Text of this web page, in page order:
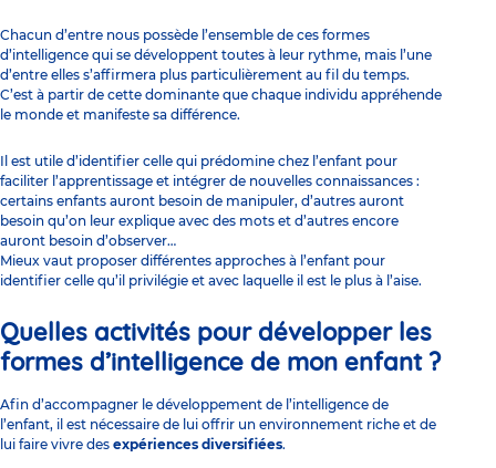
Chacun d’entre nous possède l’ensemble de ces formes
d’intelligence qui se développent toutes à leur rythme, mais l’une
d’entre elles s’affirmera plus particulièrement au fil du temps.
C’est à partir de cette dominante que chaque individu appréhende
le monde et manifeste sa différence.
Il est utile d’identifier celle qui prédomine chez l’enfant pour
faciliter l’apprentissage et intégrer de nouvelles connaissances :
certains enfants auront besoin de manipuler, d’autres auront
besoin qu’on leur explique avec des mots et d’autres encore
auront besoin d’observer…
Mieux vaut proposer différentes approches à l’enfant pour
identifier celle qu’il privilégie et avec laquelle il est le plus à l’aise.
Quelles activités pour développer les
formes d’intelligence de mon enfant ?
Afin d’accompagner le développement de l’intelligence de
l’enfant, il est nécessaire de lui offrir un environnement riche et de
lui faire vivre des expériences diversifiées.